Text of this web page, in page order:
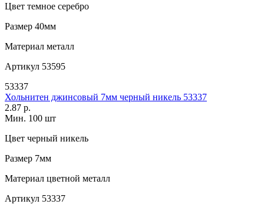
Цвет темное серебро
Размер 40мм
Материал металл
Артикул 53595
53337
Хольнитен джинсовый 7мм черный никель 53337
2.87 р.
Мин. 100 шт
Цвет черный никель
Размер 7мм
Материал цветной металл
Артикул 53337